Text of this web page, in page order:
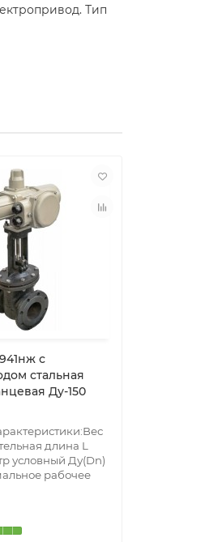
Тип
с
стальная
Ду-150
длина L
условный Ду(Dn)
рабочее